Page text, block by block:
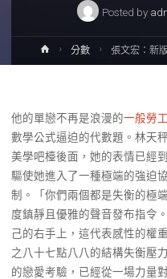
Posted by
Home分數 張文宏：新
他的單戀不再是浪漫的一般勞
數學公式逼迫的代數題。林天
美學吧檯後面，她的表情已經
驅使她進入了一種極端的強迫
制。「你們兩個都是失衡的極
度鎮靜且優雅的聲音發布指令
己的右手上，這代表感性的權
之八十七點八八的結構失衡壓
的戀愛考驗，已經從一場力量